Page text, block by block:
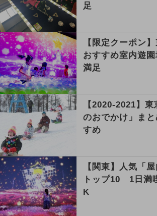
足
【限定クーポン
おすすめ室内遊
満足
【2020-2021】
のおでかけ」ま
すめ
【関東】人気「
トップ10 1日満
K